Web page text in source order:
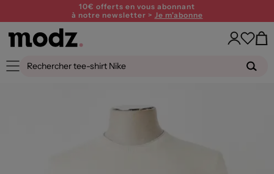
10€ offerts en vous abonnant
à notre newsletter > Je m'abonne